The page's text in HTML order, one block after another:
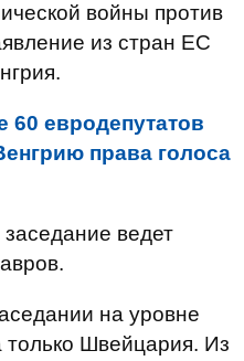
войны против
из стран ЕС
60 евродепутатов
права голоса
заседание ведет
на уровне
только Швейцария. Из